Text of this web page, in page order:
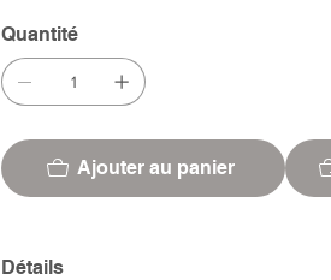
Quantité
Ajouter au panier
Détails